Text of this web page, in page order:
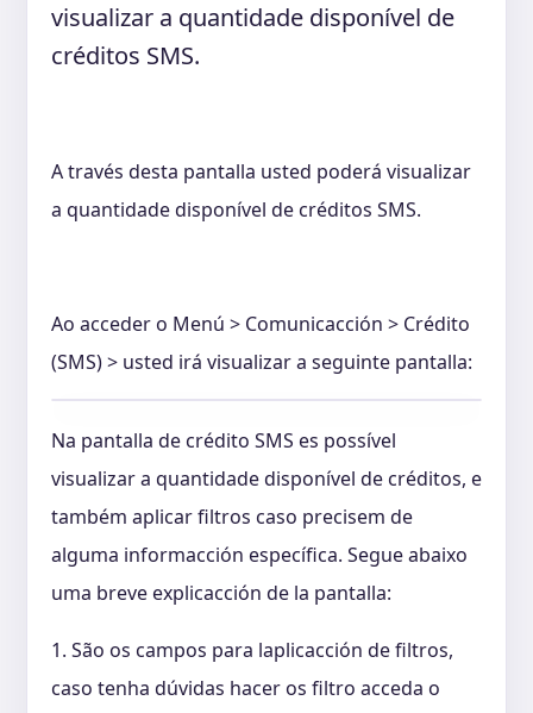
visualizar a quantidade disponível de
créditos SMS.
A través desta pantalla usted poderá visualizar
a quantidade disponível de créditos SMS.
Ao acceder o Menú > Comunicacción > Crédito
(SMS) > usted irá visualizar a seguinte pantalla:
Na pantalla de crédito SMS es possível
visualizar a quantidade disponível de créditos, e
também aplicar filtros caso precisem de
alguma informacción específica. Segue abaixo
uma breve explicacción de la pantalla:
1. São os campos para laplicacción de filtros,
caso tenha dúvidas hacer os filtro acceda o